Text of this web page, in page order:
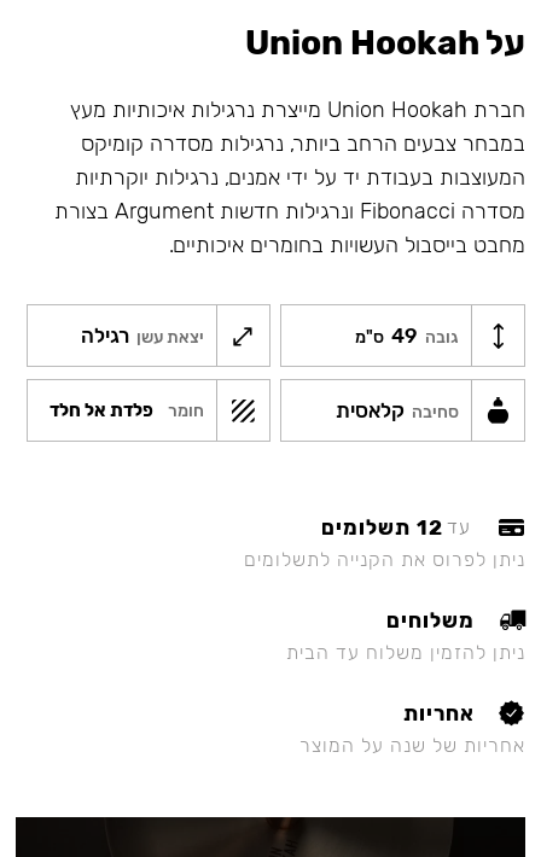
על Union Hookah
חברת Union Hookah מייצרת נרגילות איכותיות מעץ
במבחר צבעים הרחב ביותר, נרגילות מסדרה קומיקס
המעוצבות בעבודת יד על ידי אמנים, נרגילות יוקרתיות
מסדרה Fibonacci ונרגילות חדשות Argument בצורת
מחבט בייסבול העשויות בחומרים איכותיים.
גובה 49 ס"מ יצאת עשן רגילה
סחיבה קלאסית חומר פלדת אל חלד
עד 12 תשלומים
ניתן לפרוס את הקנייה לתשלומים
משלוחים
ניתן להזמין משלוח עד הבית
אחריות
אחריות של שנה על המוצר